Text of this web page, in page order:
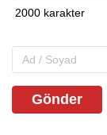
Gönder